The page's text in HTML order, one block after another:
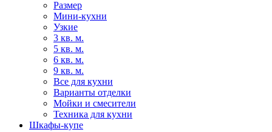
Размер
Мини-кухни
Узкие
3 кв. м.
5 кв. м.
6 кв. м.
9 кв. м.
Все для кухни
Варианты отделки
Мойки и смесители
Техника для кухни
Шкафы-купе